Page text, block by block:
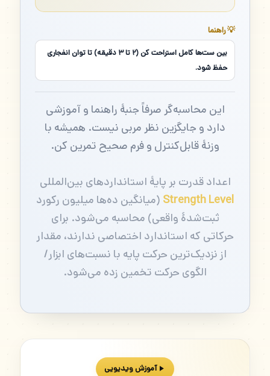
💡 راهنما
بین ست‌ها کامل استراحت کن (۲ تا ۳ دقیقه) تا توان انفجاری
حفظ شود.
این محاسبه‌گر صرفاً جنبهٔ راهنما و آموزشی
دارد و جایگزین نظر مربی نیست. همیشه با
وزنهٔ قابل‌کنترل و فرم صحیح تمرین کن.
اعداد قدرت بر پایهٔ استانداردهای بین‌المللی
Strength Level (میانگین ده‌ها میلیون رکورد
ثبت‌شدهٔ واقعی) محاسبه می‌شود. برای
حرکاتی که استاندارد اختصاصی ندارند، مقدار
از نزدیک‌ترین حرکت پایه با نسبت‌های ابزار/
الگوی حرکت تخمین زده می‌شود.
آموزش ویدیویی